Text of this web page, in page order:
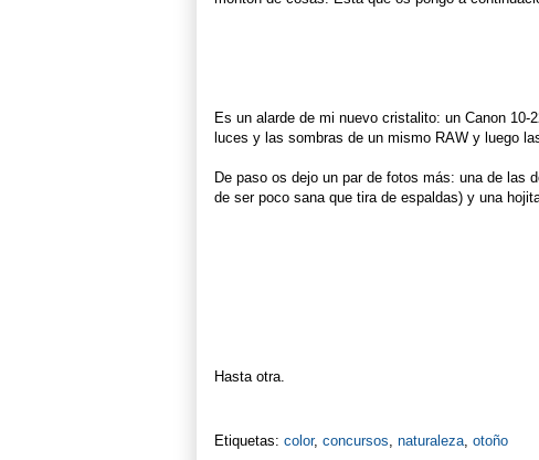
Es un alarde de mi nuevo cristalito: un Canon
luces y las sombras de un mismo RAW y luego
De paso os dejo un par de fotos más: una de las
de ser poco sana que tira de espaldas) y una
Hasta otra.
Etiquetas: color, concursos, naturaleza, otoño